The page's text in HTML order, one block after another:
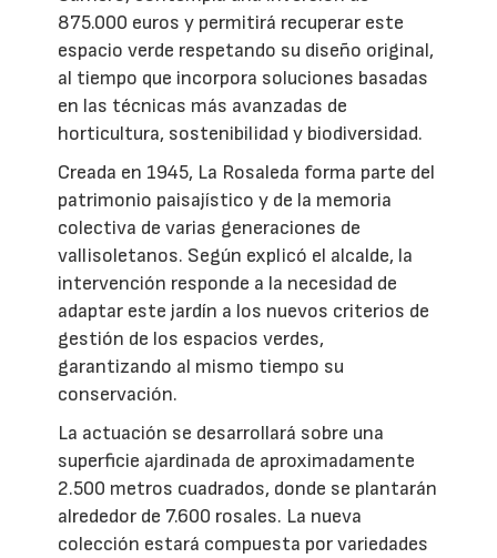
875.000 euros y permitirá recuperar este
espacio verde respetando su diseño original,
al tiempo que incorpora soluciones basadas
en las técnicas más avanzadas de
horticultura, sostenibilidad y biodiversidad.
Creada en 1945, La Rosaleda forma parte del
patrimonio paisajístico y de la memoria
colectiva de varias generaciones de
vallisoletanos. Según explicó el alcalde, la
intervención responde a la necesidad de
adaptar este jardín a los nuevos criterios de
gestión de los espacios verdes,
garantizando al mismo tiempo su
conservación.
La actuación se desarrollará sobre una
superficie ajardinada de aproximadamente
2.500 metros cuadrados, donde se plantarán
alrededor de 7.600 rosales. La nueva
colección estará compuesta por variedades